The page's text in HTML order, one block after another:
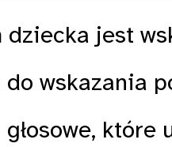
jest
do wskazania